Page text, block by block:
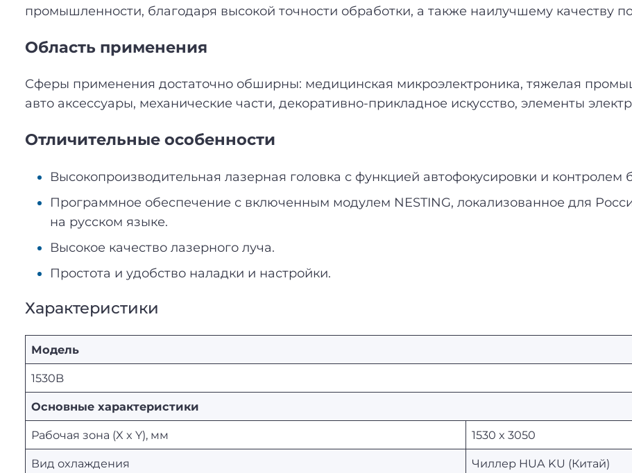
промышленности, благодаря высокой точности обработки, а также наилучшему качеству
Область применения
Сферы применения достаточно обширны: медицинская микроэлектроника, тяжелая
авто аксессуары, механические части, декоративно-прикладное искусство, элементы
Отличительные особенности
Высокопроизводительная лазерная головка с функцией автофокусировки и
Программное обеспечение с включенным модулем NESTING, локализованное для
на русском языке.
Высокое качество лазерного луча.
Простота и удобство наладки и настройки.
Характеристики
Модель
1530B
Основные характеристики
Рабочая зона (X x Y), мм 1530 x 3050
Вид охлаждения Чиллер HUA KU (Китай)